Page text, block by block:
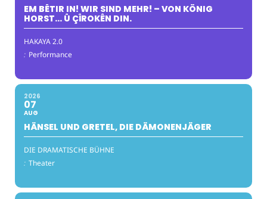
EM BÊTIR IN! WIR SIND MEHR! – VON KÖNIG
HORST… Û ÇÎROKÊN DIN.
HAKAYA 2.0
: Performance
2026
07
AUG
HÄNSEL UND GRETEL, DIE DÄMONENJÄGER
DIE DRAMATISCHE BÜHNE
: Theater